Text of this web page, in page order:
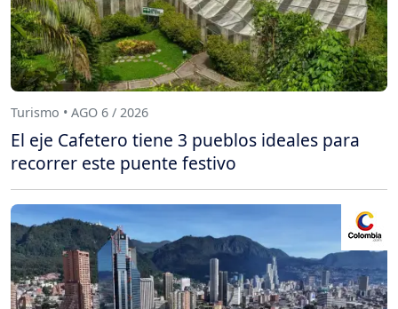
Turismo • AGO 6 / 2026
El eje Cafetero tiene 3 pueblos ideales para
recorrer este puente festivo